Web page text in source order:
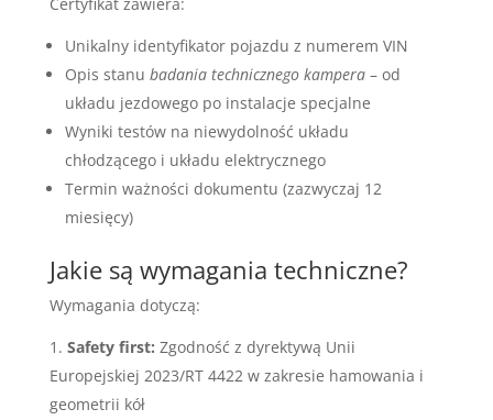
Unikalny identyfikator pojazdu z numerem VIN
Opis stanu badania technicznego kampera– od
układu jezdowego po instalacje specjalne
Wyniki testów na niewydolność układu
chłodzącego i układu elektrycznego
Termin ważności dokumentu (zazwyczaj 12
miesięcy)
Jakie są wymagania techniczne?
Wymagania dotyczą:
Safety first: Zgodność z dyrektywą Unii
Europejskiej 2023/RT 4422 w zakresie hamowania i
geometrii kół